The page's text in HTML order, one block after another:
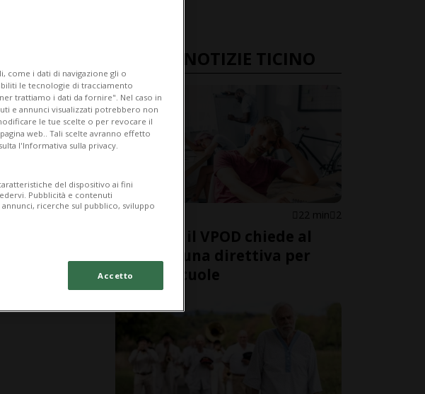
ULTIME NOTIZIE TICINO
CANTONE 22 min 2
Canicola: il VPOD chiede al
Governo una direttiva per
Stato e scuole
come i dati di navigazione gli o
le tecnologie di tracciamento
trattiamo i dati da fornire". Nel caso in
e annunci visualizzati potrebbero non
le tue scelte o per revocare il
web.. Tali scelte avranno effetto
l'Informativa sulla privacy.
del dispositivo ai fini
Pubblicità e contenuti
ricerche sul pubblico, sviluppo
Accetto